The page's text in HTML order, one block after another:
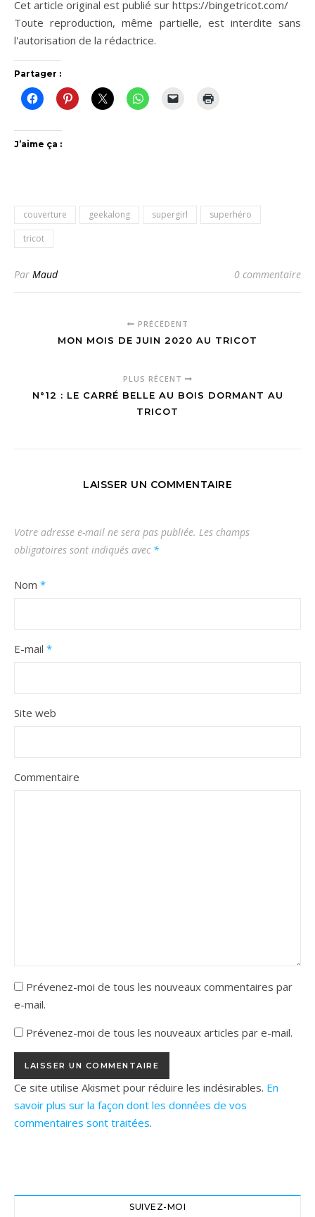
Cet article original est publié sur https://bingetricot.com/
Toute reproduction, même partielle, est interdite sans
l'autorisation de la rédactrice.
Partager :
J’aime ça :
couverture geekalong supergirl
superhéro
tricot
Par Maud 0 commentaire
PRÉCÉDENT
MON MOIS DE JUIN 2020 AU TRICOT
PLUS RÉCENT
N°12 : LE CARRÉ BELLE AU BOIS DORMANT AU
TRICOT
LAISSER UN COMMENTAIRE
Votre adresse e-mail ne sera pas publiée. Les champs
obligatoires sont indiqués avec *
Nom *
E-mail *
Site web
Commentaire
Prévenez-moi de tous les nouveaux commentaires par
e-mail.
Prévenez-moi de tous les nouveaux articles par e-mail.
Ce site utilise Akismet pour réduire les indésirables. En
savoir plus sur la façon dont les données de vos
commentaires sont traitées.
SUIVEZ-MOI